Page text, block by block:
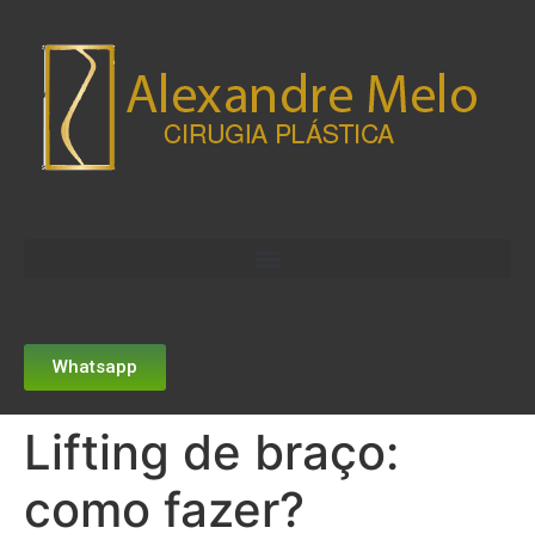
Whatsapp
Lifting de braço:
como fazer?